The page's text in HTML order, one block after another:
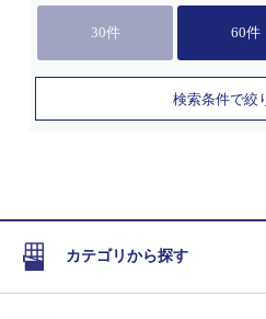
30件 60件
検索条件で絞
カテゴリから探す